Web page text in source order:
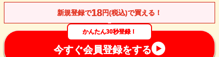
新規登録で18円(税込)で買える！
かんたん30秒登録！
今すぐ会員登録をする